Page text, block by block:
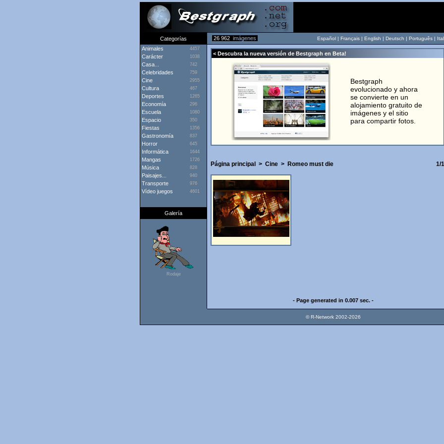
Categorías 26 962 imágenes Español | Français | English | Deutsch | Português |
Animales
4457
Carácter 1038
Casa... 742
Celebridades 759
Cine 2955
Cultura 467
Deportes 1265
Economía 296
Escuela 1080
Espacio 350
Fiestas 1356
Gastronomía 837
Horror 645
Informática 1644
Mangas 1726
Música 828
Paisajes... 940
Transporte 976
Vídeo juegos 4601
Galería
Rodaje
< Descubra la nueva versión de Bestgraph en Beta!
Bestgraph
evolucionado y ahora
se convierte en un
alojamiento gratuito de
imágenes y el sitio
para compartir fotos.
Página principal > Cine > Romeo must die 1/1
- Page generated in 0.007 sec. -
© R-Network 2002-2026